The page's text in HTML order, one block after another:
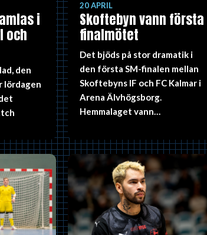
i
och
den
lördagen
20 APRIL
Skoftebyn vann första
finalmötet
Det bjöds på stor dramatik i
den första SM-finalen mellan
Skoftebyns IF och FC Kalmar i
Arena Älvhögsborg.
Hemmalaget vann…